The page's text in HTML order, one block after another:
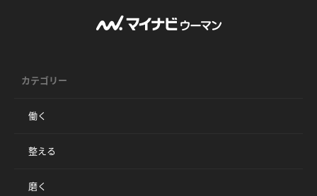
カテゴリー
働く
整える
磨く